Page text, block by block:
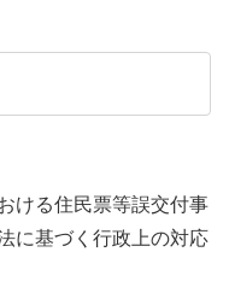
ける住民票等誤交付事
に基づく行政上の対応